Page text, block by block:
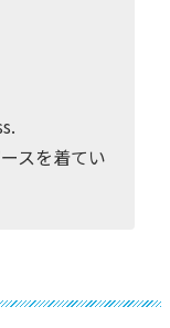
スを着てい